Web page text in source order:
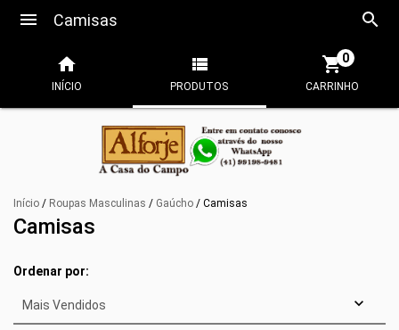
Camisas
INÍCIO PRODUTOS CARRINHO
0
Início / Roupas Masculinas / Gaúcho / Camisas
Camisas
Ordenar por: